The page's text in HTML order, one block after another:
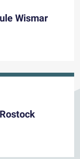
Wismar